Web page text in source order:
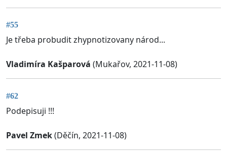
#55
Je třeba probudit zhypnotizovany národ...
Vladimíra Kašparová (Mukařov, 2021-11-08)
#62
Podepisuji !!!
Pavel Zmek(Děčín, 2021-11-08)